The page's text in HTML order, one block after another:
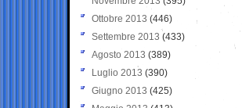
Ottobre 2013 (446)
Settembre 2013 (433)
Agosto 2013 (389)
Luglio 2013 (390)
Giugno 2013 (425)